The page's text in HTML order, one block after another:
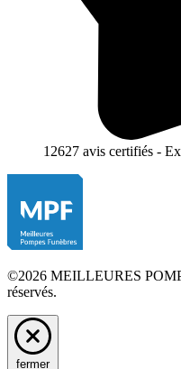
12627 avis certifiés -
©2026 MEILLEURES
réservés.
fermer